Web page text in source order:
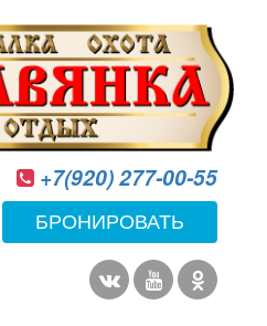
+7(920) 277-00-55
БРОНИРОВАТЬ